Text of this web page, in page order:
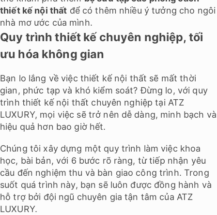
thiết kế nội thất để có thêm nhiều ý tưởng cho ngôi
nhà mơ ước của mình.
Quy trình thiết kế chuyên nghiệp, tối
ưu hóa không gian
Bạn lo lắng về việc thiết kế nội thất sẽ mất thời
gian, phức tạp và khó kiểm soát? Đừng lo, với quy
trình thiết kế nội thất chuyên nghiệp tại ATZ
LUXURY, mọi việc sẽ trở nên dễ dàng, minh bạch và
hiệu quả hơn bao giờ hết.
Chúng tôi xây dựng một quy trình làm việc khoa
học, bài bản, với 6 bước rõ ràng, từ tiếp nhận yêu
cầu đến nghiệm thu và bàn giao công trình. Trong
suốt quá trình này, bạn sẽ luôn được đồng hành và
hỗ trợ bởi đội ngũ chuyên gia tận tâm của ATZ
LUXURY.